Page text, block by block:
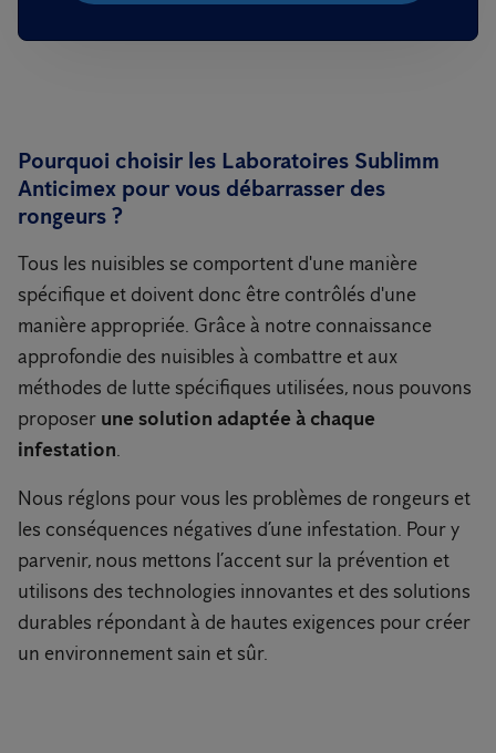
Pourquoi choisir les Laboratoires Sublimm
Anticimex pour vous débarrasser des
rongeurs ?
Tous les nuisibles se comportent d'une manière
spécifique et doivent donc être contrôlés d'une
manière appropriée. Grâce à notre connaissance
approfondie des nuisibles à combattre et aux
méthodes de lutte spécifiques utilisées, nous pouvons
proposer une solution adaptée à chaque
infestation.
Nous réglons pour vous les problèmes de rongeurs et
les conséquences négatives d’une infestation. Pour y
parvenir, nous mettons l’accent sur la prévention et
utilisons des technologies innovantes et des solutions
durables répondant à de hautes exigences pour créer
un environnement sain et sûr.